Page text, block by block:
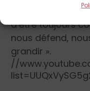
Seigneur, a
d’être toujours
nous défend,
grandir ».
//